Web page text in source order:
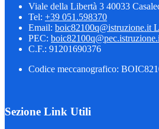
Viale della Libertà 3 40033
Tel: +39 051.598370
Email: boic82100q@istruzione.it
PEC:
C.F.: 91201690376
Codice meccanografico:
Sezione Link Utili